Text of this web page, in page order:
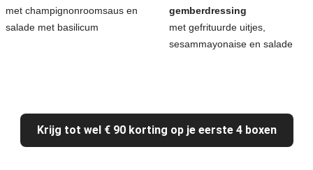
met champignonroomsaus en
salade met basilicum
gemberdressing
met gefrituurde uitjes,
sesammayonaise en salade
Krijg tot wel € 90 korting op je eerste 4 boxen